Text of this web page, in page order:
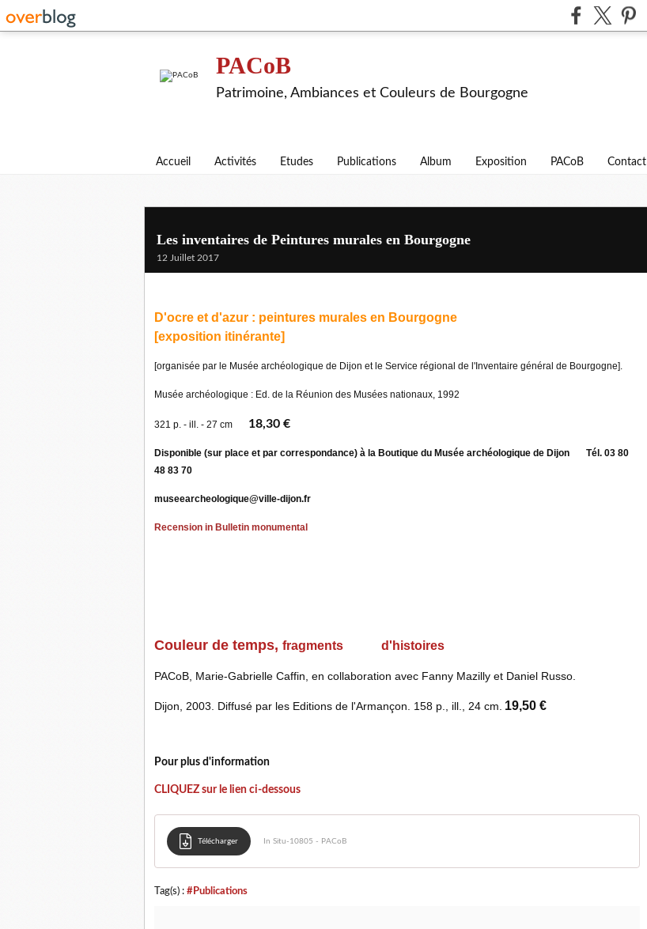
PACoB
Patrimoine, Ambiances et Couleurs de Bourgogne
Accueil Activités Etudes Publications Album Exposition PACoB Contact
Les inventaires de Peintures murales en Bourgogne
12 Juillet 2017
D'ocre et d'azur : peintures murales en Bourgogne
[exposition itinérante]
[organisée par le Musée archéologique de Dijon et le Service régional de l'Inventaire général de Bourgogne].
Musée archéologique : Ed. de la Réunion des Musées nationaux, 1992
321 p. - ill. - 27 cm 18,30 €
Disponible (sur place et par correspondance) à la Boutique du Musée archéologique de Dijon Tél. 03 80
48 83 70
museearcheologique@ville-dijon.fr
Recension in Bulletin monumental
Couleur de temps, fragments d'histoires
PACoB, Marie-Gabrielle Caffin, en collaboration avec Fanny Mazilly et Daniel Russo.
Dijon, 2003. Diffusé par les Editions de l'Armançon. 158 p., ill., 24 cm. 19,50 €
Pour plus d'information
CLIQUEZ sur le lien ci-dessous
Télécharger In Situ-10805 - PACoB
Tag(s) : #Publications